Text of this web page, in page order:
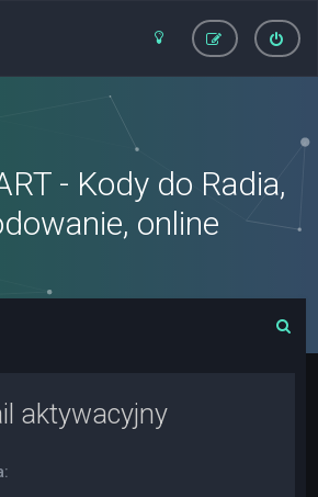
- Kody do Radia,
online
aktywacyjny